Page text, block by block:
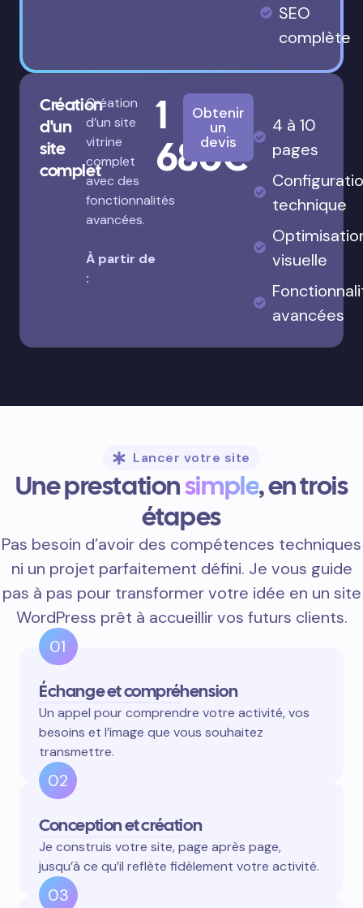
SEO
complète
Création
d'un
site
complet
Création
d’un site
vitrine
complet
avec des
fonctionnalités
avancées.
À partir de
:
1
680€
Obtenir
un
devis
4 à 10
pages
technique
visuelle
avancées
Lancer votre site
Une prestationsimple, en trois
étapes
Pas besoin d’avoir des compétences techniques
ni un projet parfaitement défini. Je vous guide
pas à pas pour transformer votre idée en un site
WordPress prêt à accueillir vos futurs clients.
01
Échange et compréhension
Un appel pour comprendre votre activité, vos
besoins et l’image que vous souhaitez
transmettre.
02
Conception et création
Je construis votre site, page après page,
jusqu’à ce qu’il reflète fidèlement votre activité.
03